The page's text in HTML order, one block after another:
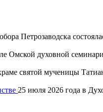
Петрозаводска
Омской духовной
святой мученицы
25 июля 2026 года в